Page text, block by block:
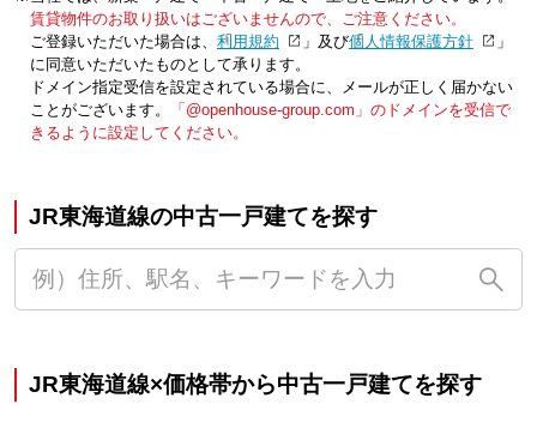
賃貸物件のお取り扱いはございませんので、ご注意ください。
ご登録いただいた場合は、「利用規約 」及び「個人情報保護方針
」
に同意いただいたものとして承ります。
ドメイン指定受信を設定されている場合に、メールが正しく届かない
ことがございます。
「@openhouse-group.com」のドメインを受信で
きるように設定してください。
JR東海道線の中古一戸建てを探す
JR東海道線×価格帯から中古一戸建てを探す